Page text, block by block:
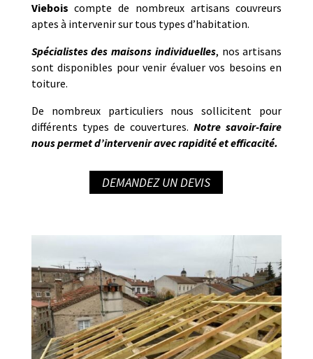
Viebois compte de nombreux artisans couvreurs
aptes à intervenir sur tous types d’habitation.
Spécialistes des maisons individuelles, nos artisans
sont disponibles pour venir évaluer vos besoins en
toiture.
De nombreux particuliers nous sollicitent pour
différents types de couvertures.Notre savoir-faire
nous permet d’intervenir avec rapidité et efficacité.
DEMANDEZ UN DEVIS